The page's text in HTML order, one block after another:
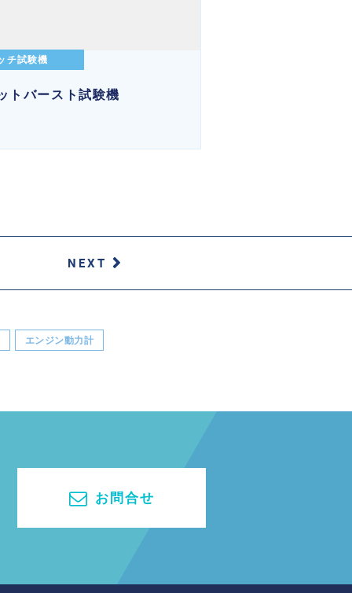
チ試験機
トバースト試験機
NEXT
エンジン動力計
お問合せ